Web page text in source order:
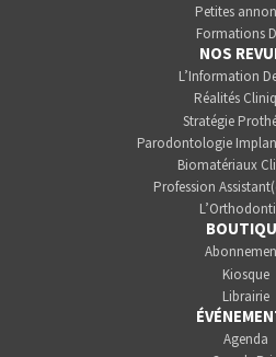
Petites
Formations
NOS
L’Information
Réalités
Stratégie
Parodontologie
Biomatériaux
Profession
Kiosque
Librairie
Agenda